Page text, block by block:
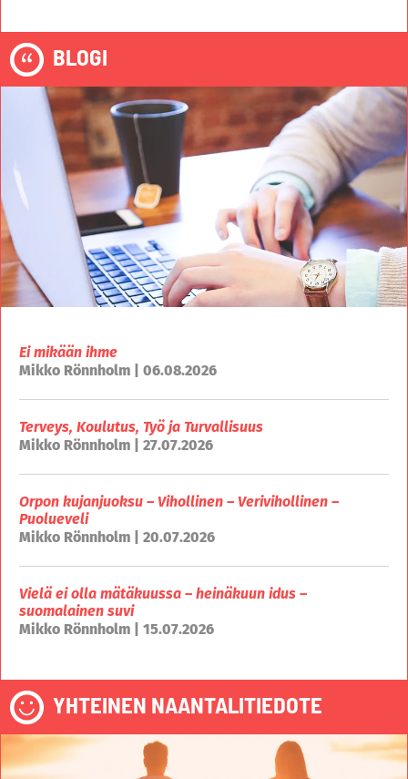
BLOGI
Ei mikään ihme
Mikko Rönnholm | 06.08.2026
Terveys, Koulutus, Työ ja Turvallisuus
Mikko Rönnholm | 27.07.2026
Orpon kujanjuoksu – Vihollinen – Verivihollinen –
Puolueveli
Mikko Rönnholm | 20.07.2026
Vielä ei olla mätäkuussa – heinäkuun idus –
suomalainen suvi
Mikko Rönnholm | 15.07.2026
YHTEINEN NAANTALITIEDOTE